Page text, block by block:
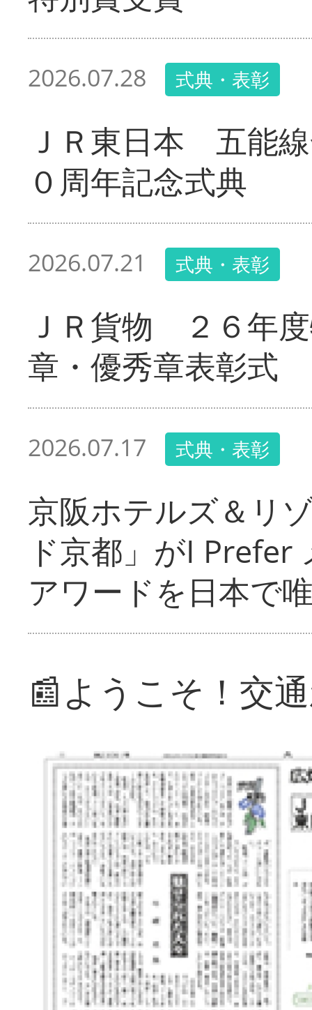
2026.07.28 式典・表彰
ＪＲ東日本 五能
０周年記念式典
2026.07.21 式典・表彰
ＪＲ貨物 ２６年
章・優秀章表彰式
2026.07.17 式典・表彰
京阪ホテルズ＆リ
ド京都」がI
アワードを日本で
📰ようこそ！交